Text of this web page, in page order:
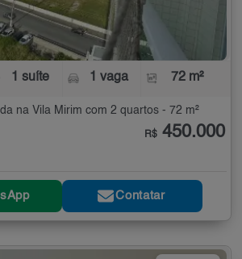
1 suíte 1 vaga 72 m²
na Vila Mirim com 2 quartos - 72 m²
R$ 450.000
Contatar